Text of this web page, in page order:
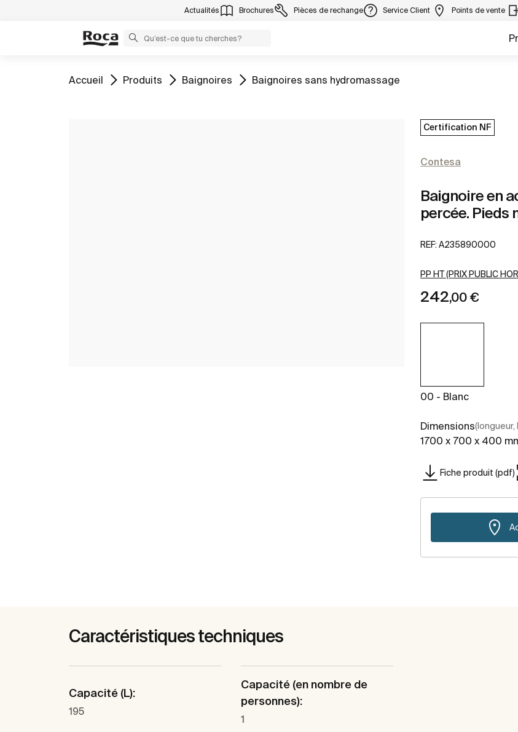
Actualités Brochures Pièces de rechange Service Client Points de vente
Aller à
Accueil Aller à
Produits Aller à
Baignoires Aller à
Baignoires sans hydromassage
Certification NF
Contesa
Baignoire en
percée. Pieds
REF: A235890000
PP HT (PRIX PUBLIC
242,00 €
00 - Blanc
Dimensions(longueur,
1700 x 700 x 400
Fiche produit (pdf)
Caractéristiques techniques
Capacité (L):
195
Capacité (en nombre de
personnes):
1